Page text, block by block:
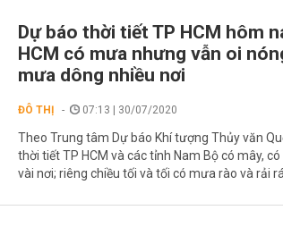
Dự báo thời tiết TP HCM hôm
HCM có mưa nhưng vẫn oi
mưa dông nhiều nơi
ĐÔ THỊ 07:13 | 30/07/2020
Theo Trung tâm Dự báo Khí tượng Thủy văn
thời tiết TP HCM và các tỉnh Nam Bộ có mây,
vài nơi; riêng chiều tối và tối có mưa rào và rải